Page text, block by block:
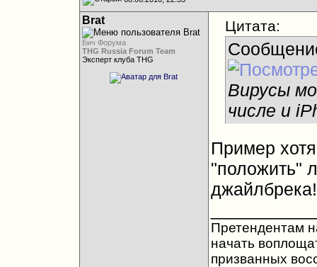
Brat
Бич Форума
THG Russia Forum Team
Эксперт клуба THG
Цитата:
Вирусы
числе и
Пример
"положить"
Претендентам
начать
призванных